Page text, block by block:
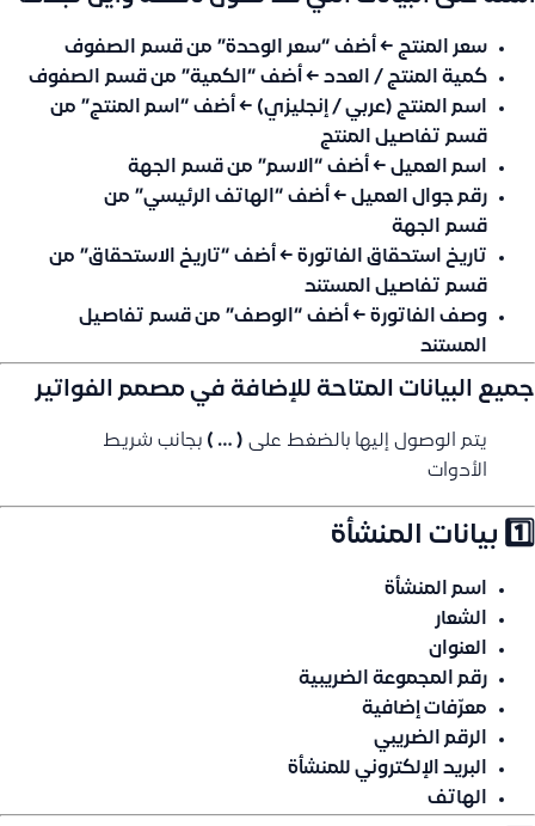
سعر المنتج ← أضف “سعر الوحدة” من قسم
الصفوف
كمية المنتج / العدد ← أضف “الكمية” من قسم
الصفوف
اسم المنتج (عربي / إنجليزي) ← أضف “اسم المنتج” من
قسم تفاصيل المنتج
اسم العميل ← أضف “الاسم” من قسم
الجهة
رقم جوال العميل ← أضف “الهاتف الرئيسي” من
قسم
الجهة
تاريخ استحقاق الفاتورة ← أضف “تاريخ الاستحقاق” من
قسم تفاصيل المستند
وصف الفاتورة ← أضف “الوصف” من قسم تفاصيل
المستند
جميع البيانات المتاحة للإضافة في مصمم الفواتير
يتم الوصول إليها بالضغط على ( … ) بجانب شريط
الأدوات
1️⃣ بيانات المنشأة
اسم المنشأة
الشعار
العنوان
رقم المجموعة الضريبية
معرّفات إضافية
الرقم الضريبي
البريد الإلكتروني للمنشأة
الهاتف